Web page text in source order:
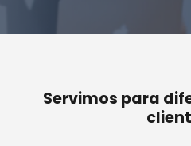
Servimos para